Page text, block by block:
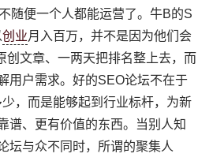
随便一个人都能运营了。牛B的S
创业月入百万，并不是因为他们会
创文章、一两天把排名整上去，而
用户需求。好的SEO论坛不在于
，而是能够起到行业标杆，为新
谱、更有价值的东西。当别人知
坛与众不同时，所谓的聚集人